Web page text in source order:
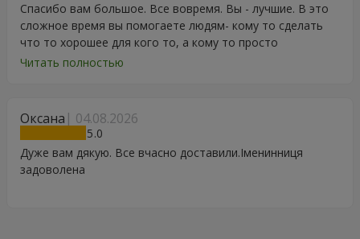
Спасибо вам большое. Все вовремя. Вы - лучшие. В это
сложное время вы помогаете людям- кому то сделать
что то хорошее для кого то, а кому то просто
порадоваться цветам, подарку, тортику, поздравлению.
Читать полностью
Оксана 04.08.2026
5
Дуже вам дякую. Все вчасно доставили.Іменинниця
задоволена